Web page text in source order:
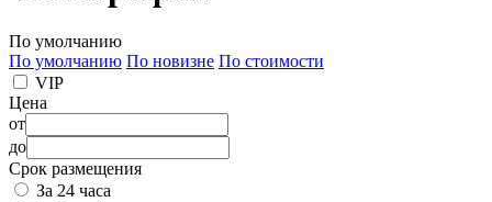
По умолчанию
По умолчанию По новизне По стоимости
VIP
Цена
от
до
Срок размещения
За 24 часа